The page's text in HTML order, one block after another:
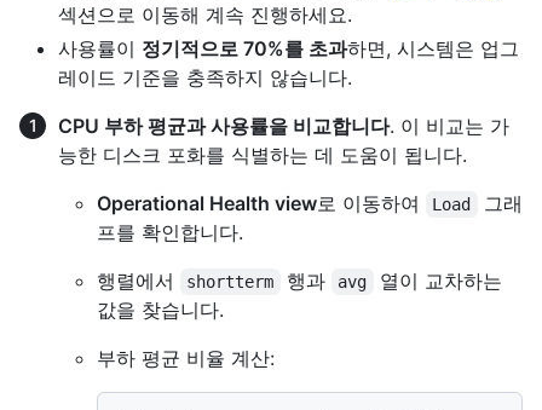
섹션으로 이동해 계속 진행하세요.
사용률이 정기적으로 70%를 초과하면, 시스템은 업그
레이드 기준을 충족하지 않습니다.
CPU 부하 평균과 사용률을 비교합니다. 이 비교는 가
능한 디스크 포화를 식별하는 데 도움이 됩니다.
Operational Health view로 이동하여 Load
그래
프를 확인합니다.
행렬에서
shortterm 행과 avg
열이 교차하는
값을 찾습니다.
부하 평균 비율 계산: